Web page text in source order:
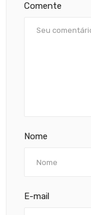
Comente
Nome
E-mail